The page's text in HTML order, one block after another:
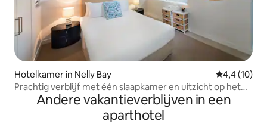
Hotelkamer in Nelly Bay
4,4 (10)
Prachtig verblijf met één slaapkamer en uitzicht op het
resort 3+ & bespaar
Andere vakantieverblijven in een
aparthotel